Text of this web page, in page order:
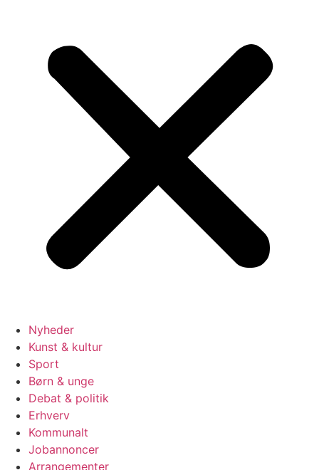
Nyheder
Kunst & kultur
Sport
Børn & unge
Debat & politik
Erhverv
Kommunalt
Jobannoncer
Arrangementer